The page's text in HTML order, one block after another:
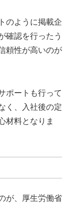
のように掲載企
確認を行ったう
頼性が高いのが
ポートも行って
く、入社後の定
材料となりま
が、厚生労働省